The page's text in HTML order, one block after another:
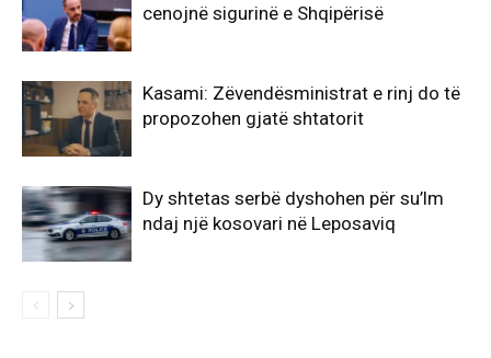
cenojnë sigurinë e Shqipërisë
Kasami: Zëvendësministrat e rinj do të
propozohen gjatë shtatorit
Dy shtetas serbë dyshohen për su’lm
ndaj një kosovari në Leposaviq